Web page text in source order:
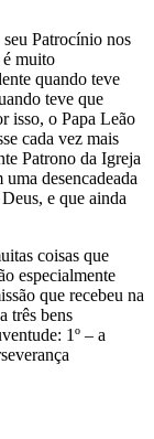
seu Patrocínio nos
é muito
quando teve
teve que
isso, o Papa Leão
cada vez mais
Patrono da Igreja
desencadeada
e que ainda
coisas que
especialmente
que recebeu na
três bens
1º – a